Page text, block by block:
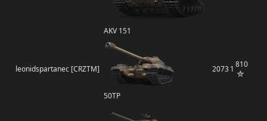
AKV 151
leonidspartanec [CRZTM]
50TP
20731 810